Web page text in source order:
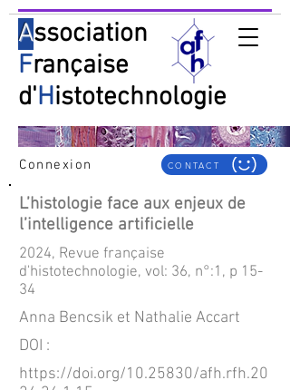
Association
Française
d'Histotechnologie
Connexion CONTACT
L’histologie face aux enjeux de
l’intelligence artificielle
2024, Revue française
d'histotechnologie, vol: 36, n°:1, p 15-
34
Anna Bencsik et Nathalie Accart
DOI :
https://doi.org/10.25830/afh.rfh.20